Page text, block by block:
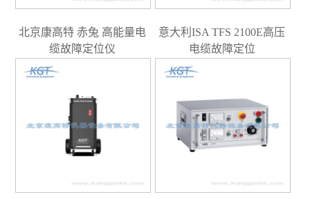
北京康高特 赤兔 高能量电
缆故障定位仪
意大利ISA TFS 2100E高压
电缆故障定位